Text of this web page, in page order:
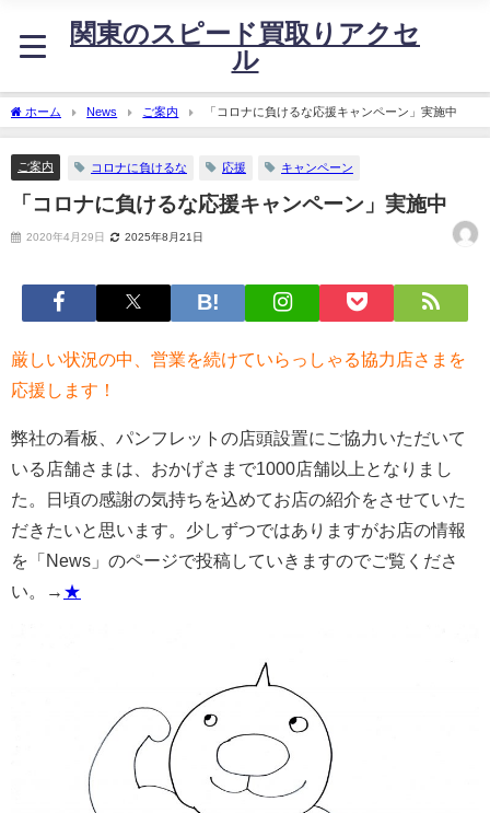
関東のスピード買取りアクセ
ル
ホーム News ご案内 「コロナに負けるな応援キャンペーン」実施中
ご案内 コロナに負けるな 応援 キャンペーン
「コロナに負けるな応援キャンペーン」実施中
2020年4月29日 2025年8月21日
厳しい状況の中、営業を続けていらっしゃる協力店さまを
応援します！
弊社の看板、パンフレットの店頭設置にご協力いただいて
いる店舗さまは、おかげさまで1000店舗以上となりまし
た。日頃の感謝の気持ちを込めてお店の紹介をさせていた
だきたいと思います。少しずつではありますがお店の情報
を「News」のページで投稿していきますのでご覧くださ
い。→ ★